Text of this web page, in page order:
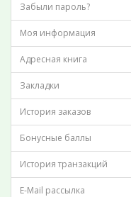
Забыли пароль?
Моя информация
Адресная книга
Закладки
История заказов
Бонусные баллы
История транзакций
E-Mail рассылка